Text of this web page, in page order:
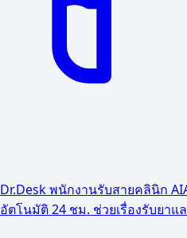
Dr.Desk พนักงานรับสายคลินิก AI
อัตโนมัติ 24 ชม. ช่วยเรื่องรับยา